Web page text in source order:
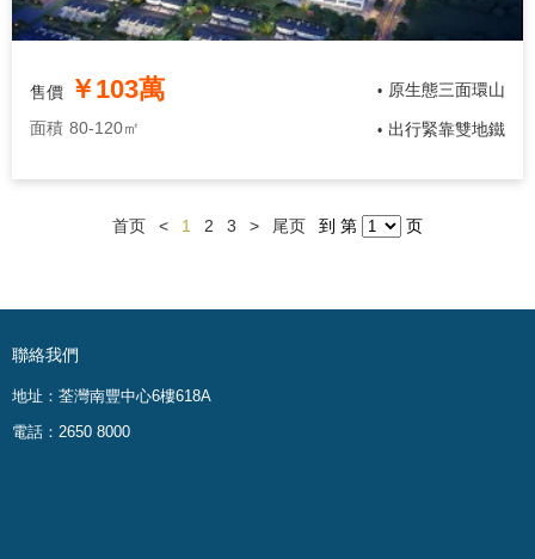
售價 ￥103萬
面積 80-120㎡
• 原生態三面環山
• 出行緊靠雙地鐵
首页 < 1 2 3 > 尾页 到 第 页
聯絡我們
地址：荃灣南豐中心6樓618A
電話：2650 8000